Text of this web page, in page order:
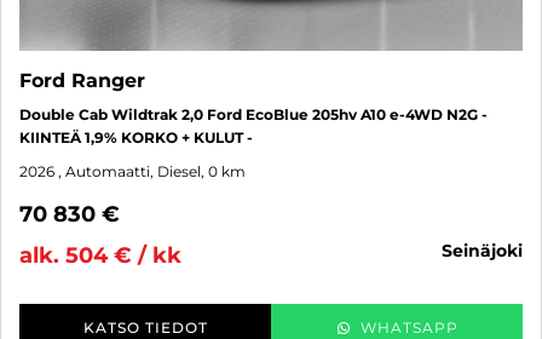
Ford Ranger
Double Cab Wildtrak 2,0 Ford EcoBlue 205hv A10 e-4WD N2G -
KIINTEÄ 1,9% KORKO + KULUT -
2026 , Automaatti, Diesel, 0 km
70 830 €
alk. 504 € / kk
seinäjoki
KATSO TIEDOT WHATSAPP